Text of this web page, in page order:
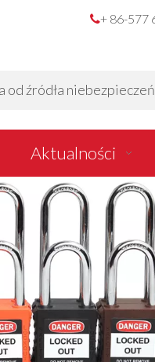
+ 86-577
źródła
Aktualności